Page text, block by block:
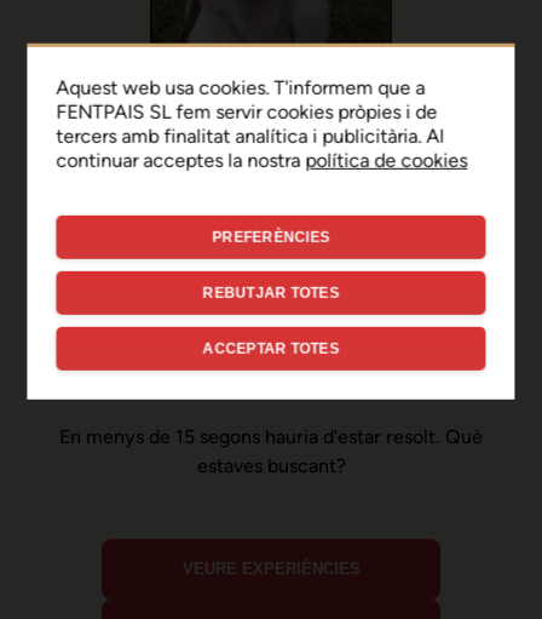
Ep, disculpa!
Sembla que hi ha hagut un
error de connexió temporal
En menys de 15 segons hauria d'estar resolt. Què
estaves buscant?
VEURE EXPERIÈNCIES
Aquest web usa cookies. T'informem que a
FENTPAIS SL fem servir cookies pròpies i de
tercers amb finalitat analítica i publicitària. Al
continuar acceptes la nostra política de cookies
PREFERÈNCIES
REBUTJAR TOTES
ACCEPTAR TOTES